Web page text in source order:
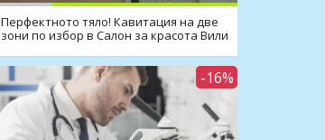
Перфектното тяло! Кавитация на две
зони по избор в Салон за красота Вили
-16%